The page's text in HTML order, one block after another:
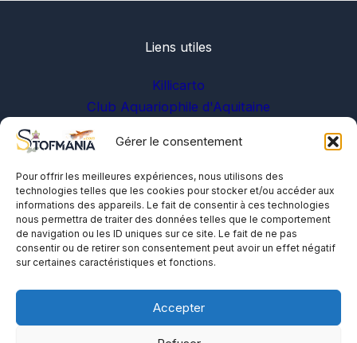
Gérer le consentement
Pour offrir les meilleures expériences, nous utilisons des
technologies telles que les cookies pour stocker et/ou accéder aux
informations des appareils. Le fait de consentir à ces technologies
nous permettra de traiter des données telles que le comportement
de navigation ou les ID uniques sur ce site. Le fait de ne pas
consentir ou de retirer son consentement peut avoir un effet négatif
sur certaines caractéristiques et fonctions.
Accepter
Liens utiles
Killicarto
Club Aquariophile d'Aquitaine
A propos
Me contacter
Politique de cookies